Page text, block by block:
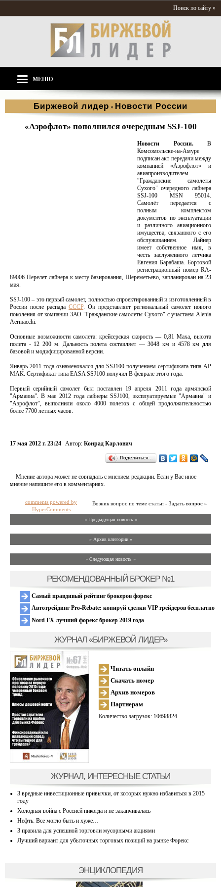
Поиск по сайту »
МЕНЮ
Биржевой лидер » Новости России
«Аэрофлот» пополнился очередным SSJ-100
Новости России. В
Комсомольске-на-Амуре
подписан акт передачи между
компанией «Аэрофлот» и
авиапроизводителем
"Гражданские самолеты
Сухого" очередного лайнера
SSJ-100 MSN 95014.
Самолёт передается с
полным комплектом
документов по эксплуатации
и различного авиационного
имущества, связанного с его
обслуживанием. Лайнер
имеет собственное имя, в
честь заслуженного летчика
Евгения Барабаша. Бортовой
регистрационный номер RA-
89006 Перелет лайнера к месту базирования, Шереметьево, запланирован на 23
мая.
SSJ-100 – это первый самолет, полностью спроектированный и изготовленный в
России после распада СССР. Он представляет региональный самолет нового
поколения от компании ЗАО "Гражданские самолеты Сухого" с участием Alenia
Aermacchi.
Основные возможности самолета: крейсерская скорость — 0,81 Маха, высота
полета - 12 200 м. Дальность полета составляет — 3048 км и 4578 км для
базовой и модифицированной версии.
Январь 2011 года ознаменовался для SSJ100 получением сертификата типа АР
МАК. Сертификат типа EASA SSJ100 получил В феврале этого года.
Первый серийный самолет был поставлен 19 апреля 2011 года армянской
"Армавиа". В мае 2012 года лайнеры SSJ100, эксплуатируемые "Армавиа" и
"Аэрофлот", выполнили около 4000 полетов с общей продолжительностью
более 7700 летных часов.
17 мая 2012 г. 23:24 Автор: Конрад Карлович
Поделиться…
Мнение автора может не совпадать с мнением редакции. Если у Вас иное
мнение напишите его в комментариях.
Возник вопрос по теме статьи - Задать вопрос »
comments powered by
HyperComments
« Предыдущая новость «
» Архив категории «
» Следующая новость »
РЕКОМЕНДОВАННЫЙ БРОКЕР №1
Самый правдивый рейтинг брокеров форекс
Автотрейдинг Pro-Rebate: копируй сделки VIP трейдеров бесплатно
Nord FX лучший форекс брокер 2019 года
ЖУРНАЛ «БИРЖЕВОЙ ЛИДЕР»
Читать онлайн
Скачать номер
Архив номеров
Партнерам
Количество загрузок: 10698824
ЖУРНАЛ, ИНТЕРЕСНЫЕ СТАТЬИ
3 вредные инвестиционные привычки, от которых нужно избавиться в 2015
году
Холодная война с Россией никогда и не заканчивалась
Нефть: Все могло быть и хуже…
3 правила для успешной торговли мусорными акциями
Лучший вариант для убыточных торговых позиций на рынке Форекс
ЭНЦИКЛОПЕДИЯ